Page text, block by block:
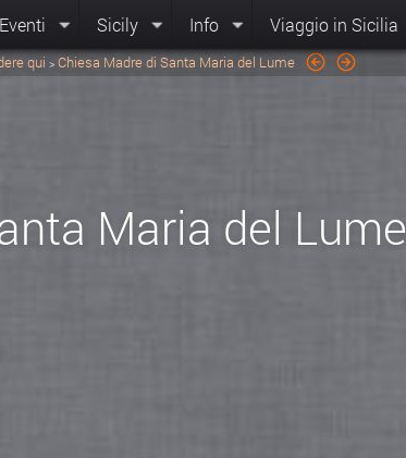
Eventi Sicily Info Viaggio in Sicilia
qui > Chiesa Madre di Santa Maria del Lume
Maria del Lume